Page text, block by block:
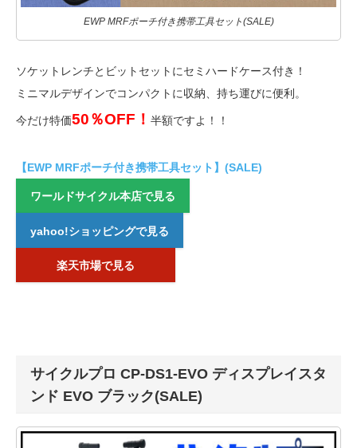
EWP MRFポーチ付き携帯工具セット(SALE)
ソケットレンチとビットセットにセミハードケース付き！
ミニマルデザインでコンパクトに収納、持ち運びに便利。
今だけ特価50％OFF！ 半額ですよ！！
【EWP MRFポーチ付き携帯工具セット】(SALE)
ワールドサイクル本店で見る
yahoo!ショッピングで見る
楽天市場で見る
サイクルプロ CP-DS1-EVO ディスプレイスタ
ンド EVO ブラック(SALE)